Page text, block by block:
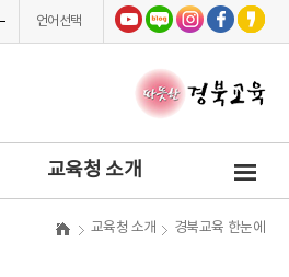
언어선택
사
트
교육청 소개
교육청 소개 경북교육 한눈에